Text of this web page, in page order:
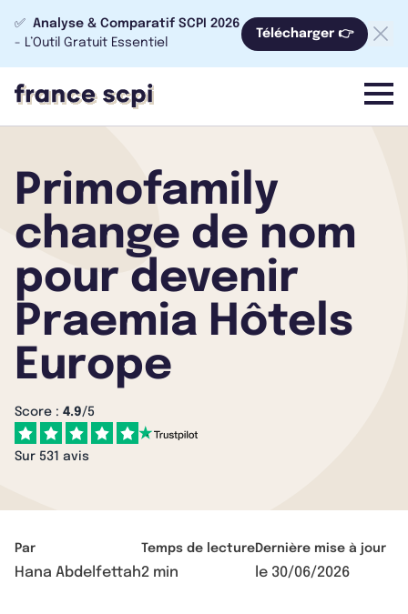
✅ Analyse & Comparatif SCPI 2026
- L’Outil Gratuit Essentiel
Télécharger 👉
menu
Primofamily
change de nom
pour devenir
Praemia Hôtels
Europe
Score : 4.9/5
Sur 531 avis
Par
Hana Abdelfettah
Temps de lecture
2 min
Dernière mise à jour
le 30/06/2026